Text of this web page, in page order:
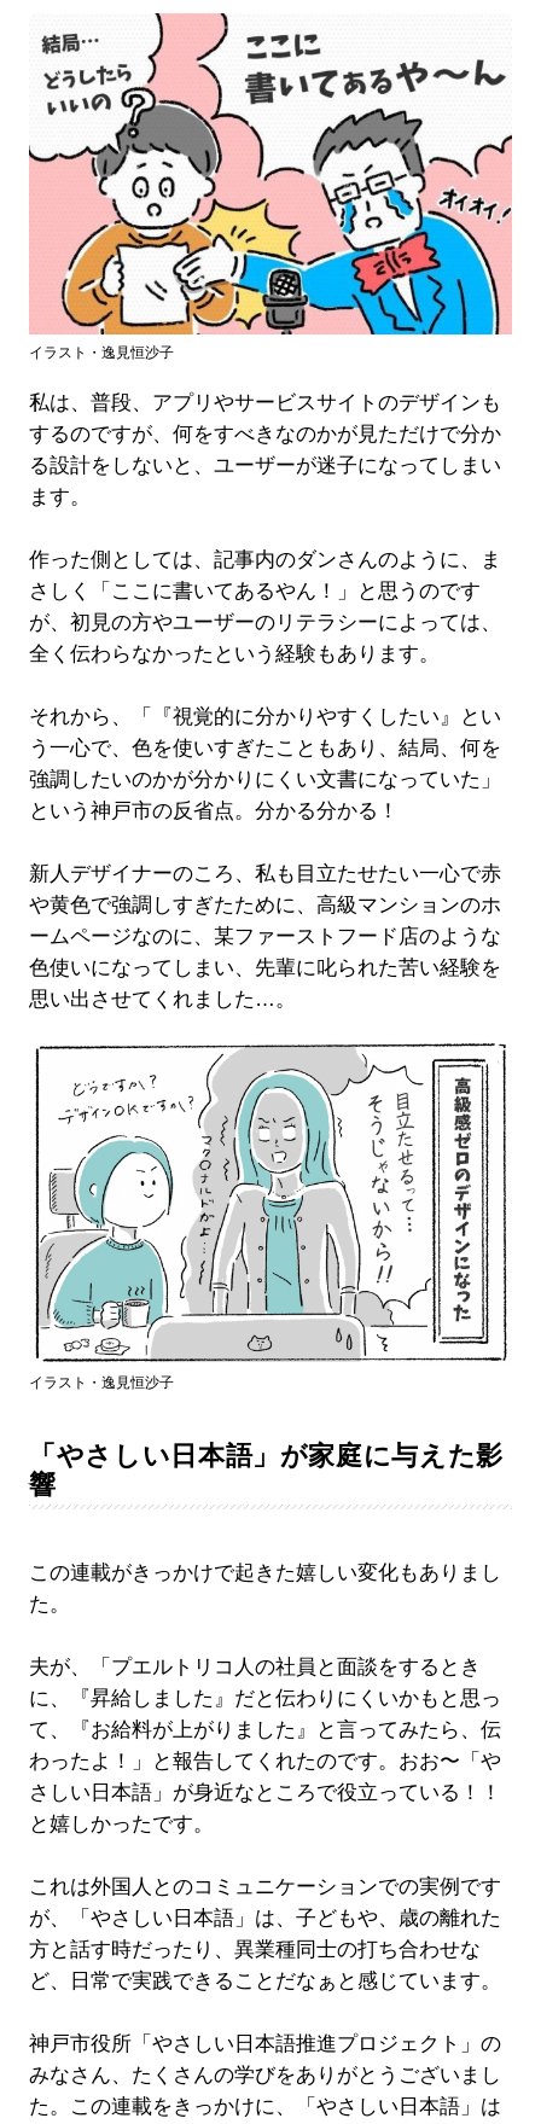
イラスト・逸見恒沙子
私は、普段、アプリやサービスサイトのデザインも
するのですが、何をすべきなのかが見ただけで分か
る設計をしないと、ユーザーが迷子になってしまい
ます。
作った側としては、記事内のダンさんのように、ま
さしく「ここに書いてあるやん！」と思うのです
が、初見の方やユーザーのリテラシーによっては、
全く伝わらなかったという経験もあります。
それから、「『視覚的に分かりやすくしたい』とい
う一心で、色を使いすぎたこともあり、結局、何を
強調したいのかが分かりにくい文書になっていた」
という神戸市の反省点。分かる分かる！
新人デザイナーのころ、私も目立たせたい一心で赤
や黄色で強調しすぎたために、高級マンションのホ
ームページなのに、某ファーストフード店のような
色使いになってしまい、先輩に叱られた苦い経験を
思い出させてくれました…。
イラスト・逸見恒沙子
「やさしい日本語」が家庭に与えた影
響
この連載がきっかけで起きた嬉しい変化もありまし
た。
夫が、「プエルトリコ人の社員と面談をするとき
に、『昇給しました』だと伝わりにくいかもと思っ
て、『お給料が上がりました』と言ってみたら、伝
わったよ！」と報告してくれたのです。おお〜「や
さしい日本語」が身近なところで役立っている！！
と嬉しかったです。
これは外国人とのコミュニケーションでの実例です
が、「やさしい日本語」は、子どもや、歳の離れた
方と話す時だったり、異業種同士の打ち合わせな
ど、日常で実践できることだなぁと感じています。
神戸市役所「やさしい日本語推進プロジェクト」の
みなさん、たくさんの学びをありがとうございまし
た。この連載をきっかけに、「やさしい日本語」は